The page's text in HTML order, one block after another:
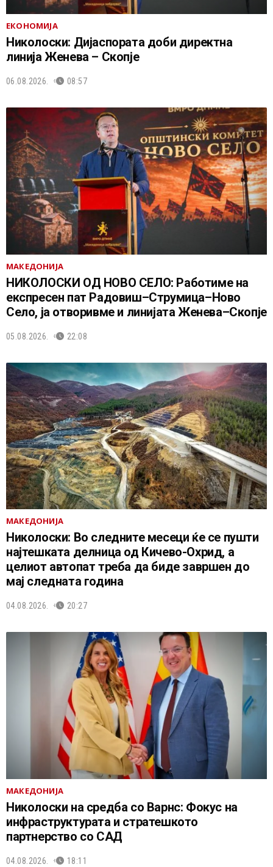
ЕКОНОМИЈА
Николоски: Дијаспората доби директна
линија Женева – Скопје
06.08.2026. 08:57
МАКЕДОНИЈА
НИКОЛОСКИ ОД НОВО СЕЛО: Работиме на
експресен пат Радовиш–Струмица–Ново
Село, ја отворивме и линијата Женева–Скопје
05.08.2026. 22:08
МАКЕДОНИЈА
Николоски: Во следните месеци ќе се пушти
најтешката делница од Кичево-Охрид, а
целиот автопат треба да биде завршен до
мај следната година
04.08.2026. 20:27
МАКЕДОНИЈА
Николоски на средба со Варнс: Фокус на
инфраструктурата и стратешкото
партнерство со САД
04.08.2026. 18:11